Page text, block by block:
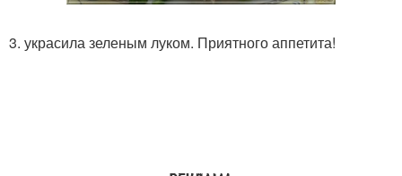
3. украсила зеленым луком. Приятного аппетита!